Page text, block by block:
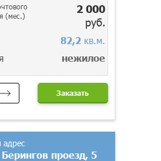
(мес.)
2 000
руб.
82,2кв.м.
нежилое
Заказать
проезд, 5